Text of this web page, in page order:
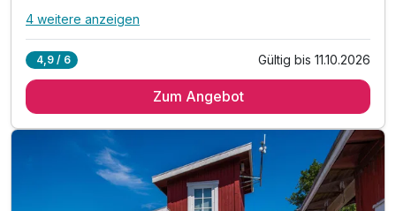
Alle Inklusivleistungen
2 x Frühstück mit Produkten aus der Region
1 x Golfunterricht Samstag 3 Stunden
1 x Warm machen mit dem Pro am Sonntag
inkl. Entspannen in unserem Wellnessbereich
4 weitere anzeigen
4,9 / 6 Gültig bis 11.10.2026
Zum Angebot